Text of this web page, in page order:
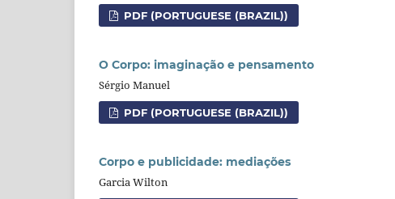
PDF (PORTUGUESE (BRAZIL))
O Corpo: imaginação e pensamento
Sérgio Manuel
PDF (PORTUGUESE (BRAZIL))
Corpo e publicidade: mediações
Garcia Wilton